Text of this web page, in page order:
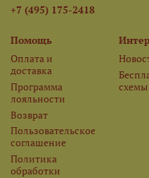
+7 (495) 175-2418
Помощь
Оплата и
доставка
Программа
лояльности
Возврат
Пользовательское
соглашение
Политика
обработки
схемы